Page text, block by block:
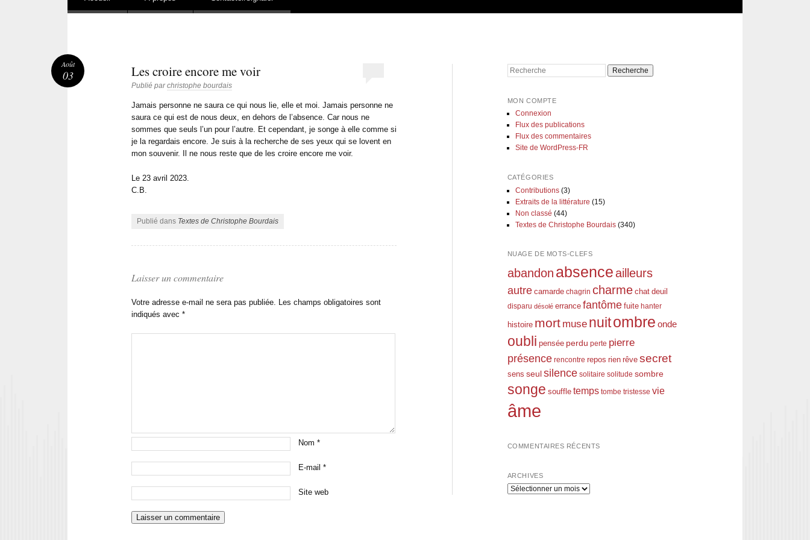
Les croire encore me voir
Publié parchristophe bourdais
Jamais personne ne saura ce qui nous lie, elle et moi. Jamais personne ne
saura ce qui est de nous deux, en dehors de l’absence. Car nous ne
sommes que seuls l’un pour l’autre. Et cependant, je songe à elle comme si
je la regardais encore. Je suis à la recherche de ses yeux qui se lovent en
mon souvenir. Il ne nous reste que de les croire encore me voir.
Le 23 avril 2023.
C.B.
Publié dans Textes de Christophe Bourdais
Août
03
Laisser un commentaire
Votre adresse e-mail ne sera pas publiée. Les champs obligatoires sont
indiqués avec *
Nom *
E-mail *
Site web
Recherche
MON COMPTE
Connexion
Flux des publications
Flux des commentaires
Site de WordPress-FR
CATÉGORIES
Contributions(3)
Extraits de la littérature (15)
Non classé (44)
Textes de Christophe Bourdais(340)
NUAGE DE MOTS-CLEFS
abandon absenceailleurs
autre camarde chagrin charme chat deuil
disparu désolé errance fantôme fuite hanter
histoire mort muse nuitombre onde
oubli pensée perdu perte pierre
présence rencontre repos rien rêve secret
sens seul silence solitaire solitude sombre
songe souffle temps tombe tristesse vie
âme
COMMENTAIRES RÉCENTS
ARCHIVES
Archives